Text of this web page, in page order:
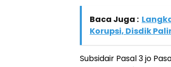
Baca Juga :
Korupsi, Disdik
Subsidair Pasal 3 jo